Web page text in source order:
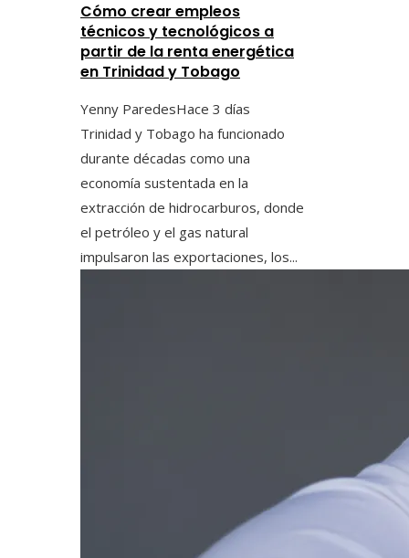
Cómo crear empleos
técnicos y tecnológicos a
partir de la renta energética
en Trinidad y Tobago
Yenny ParedesHace 3 días
Trinidad y Tobago ha funcionado
durante décadas como una
economía sustentada en la
extracción de hidrocarburos, donde
el petróleo y el gas natural
impulsaron las exportaciones, los...